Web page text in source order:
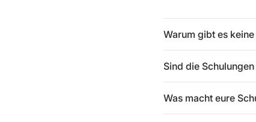
Warum gibt es
Sind die
Was macht eure